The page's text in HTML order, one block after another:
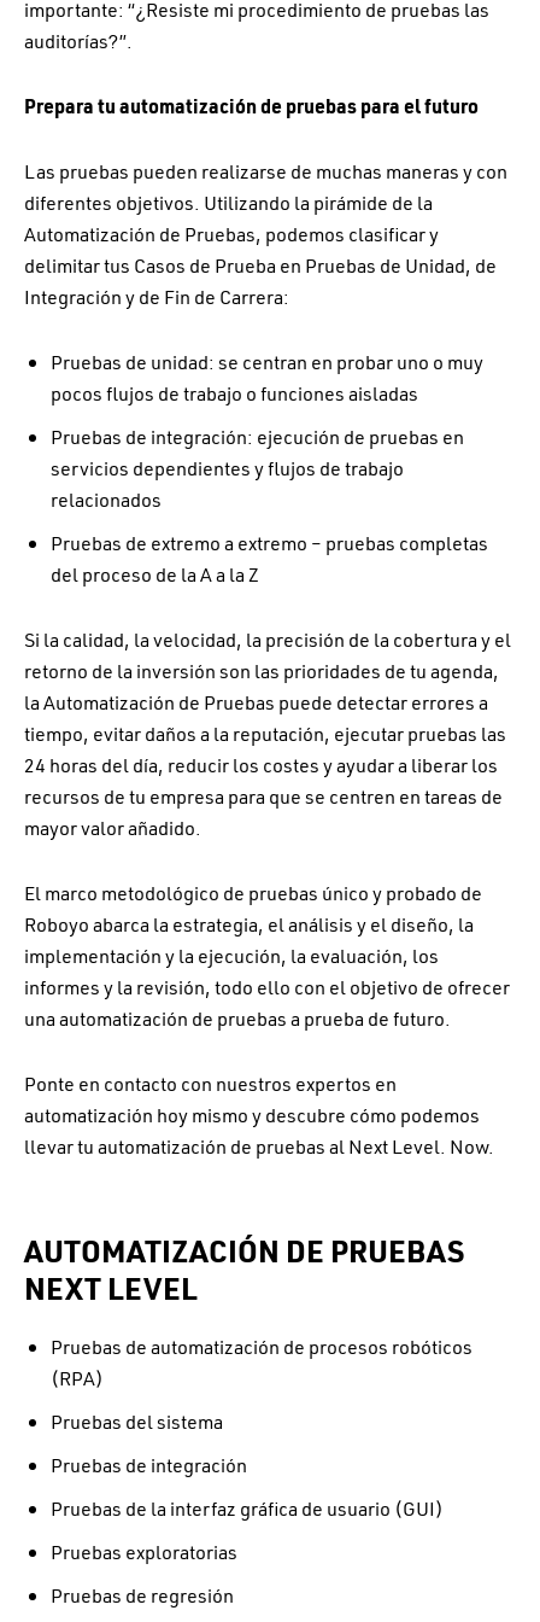
importante: “¿Resiste mi procedimiento de pruebas las
auditorías?”.
Prepara tu automatización de pruebas para el futuro
Las pruebas pueden realizarse de muchas maneras y con
diferentes objetivos. Utilizando la pirámide de la
Automatización de Pruebas, podemos clasificar y
delimitar tus Casos de Prueba en Pruebas de Unidad, de
Integración y de Fin de Carrera:
Pruebas de unidad: se centran en probar uno o muy
pocos flujos de trabajo o funciones aisladas
Pruebas de integración: ejecución de pruebas en
servicios dependientes y flujos de trabajo
relacionados
Pruebas de extremo a extremo – pruebas completas
del proceso de la A a la Z
Si la calidad, la velocidad, la precisión de la cobertura y el
retorno de la inversión son las prioridades de tu agenda,
la Automatización de Pruebas puede detectar errores a
tiempo, evitar daños a la reputación, ejecutar pruebas las
24 horas del día, reducir los costes y ayudar a liberar los
recursos de tu empresa para que se centren en tareas de
mayor valor añadido.
El marco metodológico de pruebas único y probado de
Roboyo abarca la estrategia, el análisis y el diseño, la
implementación y la ejecución, la evaluación, los
informes y la revisión, todo ello con el objetivo de ofrecer
una automatización de pruebas a prueba de futuro.
Ponte en contacto con nuestros expertos en
automatización hoy mismo y descubre cómo podemos
llevar tu automatización de pruebas al Next Level. Now.
AUTOMATIZACIÓN DE PRUEBAS
NEXT LEVEL
Pruebas de automatización de procesos robóticos
(RPA)
Pruebas del sistema
Pruebas de integración
Pruebas de la interfaz gráfica de usuario (GUI)
Pruebas exploratorias
Pruebas de regresión